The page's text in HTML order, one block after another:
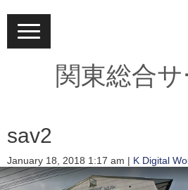
N
a
v
n
関東総合
sav2
January 18, 2018 1:17 am K Digital